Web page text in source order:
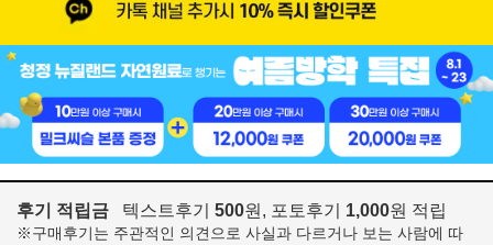
후기 적립금 텍스트후기 500원, 포토후기 1,000원 적립
※구매후기는 주관적인 의견으로 사실과 다르거나 보는 사람에 따